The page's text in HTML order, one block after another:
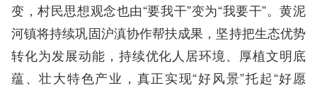
变，村民思想观念也由“要我干”变为“我要干”。黄泥
河镇将持续巩固沪滇协作帮扶成果，坚持把生态优势
转化为发展动能，持续优化人居环境、厚植文明底
蕴、壮大特色产业，真正实现“好风景”托起“好愿